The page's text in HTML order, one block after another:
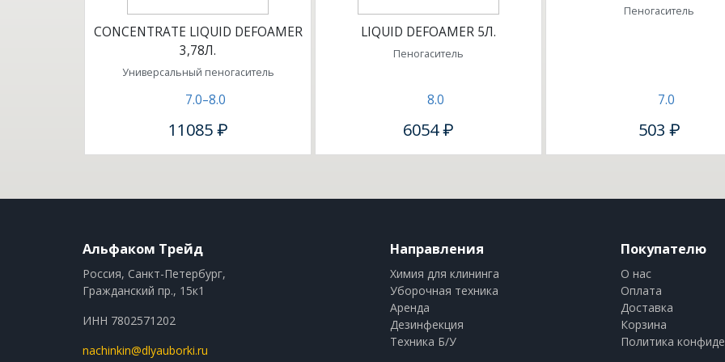
CONCENTRATE LIQUID DEFOAMER
3,78Л.
Универсальный пеногаситель
7.0–8.0
11085 ₽
LIQUID DEFOAMER 5Л.
Пеногаситель
8.0
6054 ₽
Пеногаситель
7.0
503 ₽
Альфаком Трейд
Россия, Санкт-Петербург,
Гражданский пр., 15к1
ИНН 7802571202
nachinkin@dlyauborki.ru
Направления
Химия для клининга
Уборочная техника
Аренда
Дезинфекция
Техника Б/У
Покупателю
О нас
Оплата
Доставка
Корзина
Политика